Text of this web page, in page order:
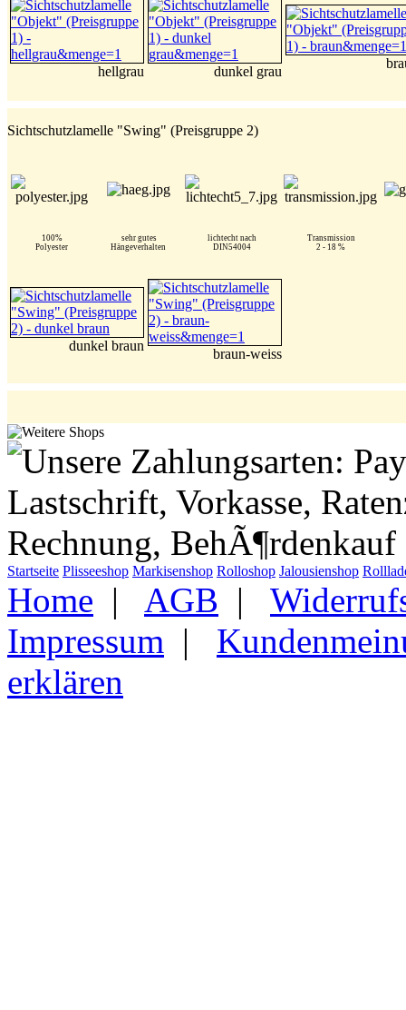
hellgrau dunkel grau
Sichtschutzlamelle "Swing" (Preisgruppe 2)
100%
Polyester
sehr gutes
Hängeverhalten
lichtecht nach
DIN54004
Transmission
2 - 18 %
dunkel braun
braun-weiss
Startseite Plisseeshop Markisenshop Rolloshop Jalousienshop
Home | AGB |
Impressum |
erklären